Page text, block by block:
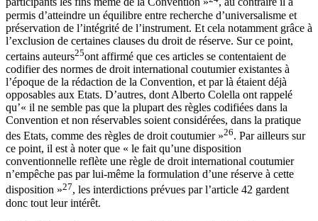
permis d’atteindre un équilibre entre recherche d’universalisme et
préservation de l’intégrité de l’instrument. Et cela notamment grâce à
l’exclusion de certaines clauses du droit de réserve. Sur ce point,
certains auteurs25ont affirmé que ces articles se contentaient de
codifier des normes de droit international coutumier existantes à
l’époque de la rédaction de la Convention, et par là étaient déjà
opposables aux Etats. D’autres, dont Alberto Colella ont rappelé
qu’« il ne semble pas que la plupart des règles codifiées dans la
Convention et non réservables soient considérées, dans la pratique
des Etats, comme des règles de droit coutumier »26. Par ailleurs sur
ce point, il est à noter que « le fait qu’une disposition
conventionnelle reflète une règle de droit international coutumier
n’empêche pas par lui-même la formulation d’une réserve à cette
disposition »27, les interdictions prévues par l’article 42 gardent
donc tout leur intérêt.